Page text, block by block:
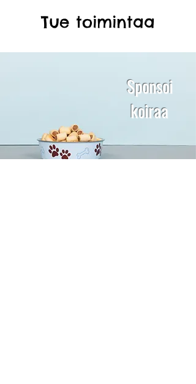
Tue toimintaa
Sponsoi
koiraa